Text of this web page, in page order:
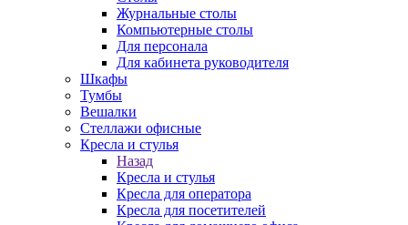
Журнальные столы
Компьютерные столы
Для персонала
Для кабинета руководителя
Шкафы
Тумбы
Вешалки
Стеллажи офисные
Кресла и стулья
Назад
Кресла и стулья
Кресла для оператора
Кресла для посетителей